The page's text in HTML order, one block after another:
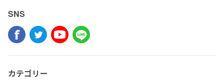
SNS
カテゴリー